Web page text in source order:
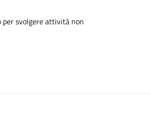
per svolgere attività non